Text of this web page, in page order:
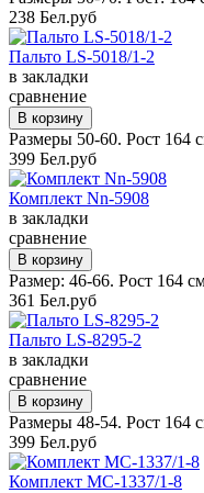
238 Бел.руб
Пальто LS-5018/1-2
в закладки
сравнение
Размеры 50-60. Рост 164
399 Бел.руб
Комплект Nn-5908
в закладки
сравнение
Размер: 46-66. Рост 164
361 Бел.руб
Пальто LS-8295-2
в закладки
сравнение
Размеры 48-54. Рост 164
399 Бел.руб
Комплект MC-1337/1-8